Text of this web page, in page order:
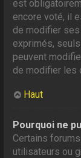
est
encore voté, il
de modifier
exprimés,
peuvent
de modifier les
Haut
Pourquoi ne
Certains
utilisateurs ou